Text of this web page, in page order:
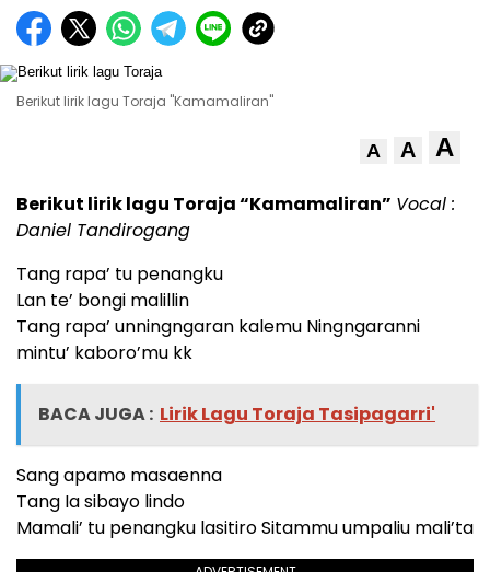
Berikut lirik lagu Toraja "Kamamaliran"
A A A
Berikut lirik lagu Toraja “Kamamaliran” Vocal :
Daniel Tandirogang
Tang rapa’ tu penangku
Lan te’ bongi malillin
Tang rapa’ unningngaran kalemu Ningngaranni
mintu’ kaboro’mu kk
BACA JUGA : Lirik Lagu Toraja Tasipagarri'
Sang apamo masaenna
Tang Ia sibayo lindo
Mamali’ tu penangku lasitiro Sitammu umpaliu mali’ta